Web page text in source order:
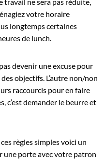
votre horaire
longtemps certaines
de lunch.
devenir une excuse pour
objectifs. L’autre non/non
raccourcis pour en faire
c’est demander le beurre et
règles simples voici un
une porte avec votre patron